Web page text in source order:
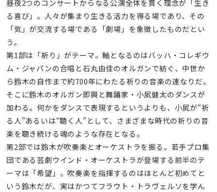
昼夜2つのコンサートからなる公演全体を貫く理念が「生き
る喜び」。人々が集まり生きる活力を得る場であり、その
「気」が交流する場である「劇場」を象徴したものだとい
う。
第1部は「祈り」がテーマ。軸となるのはバッハ・コレギウ
ム・ジャパンの合唱と石丸由佳のオルガンで紡ぐ、中世か
ら鈴木の自作まで約700年にわたる祈りの音楽の連なりだ。
そこに鈴木のオルガン即興と舞踊家・小㞍健太のダンスが
加わる。何かをダンスで表現するというよりも、小㞍が“祈
る人”あるいは“聴く人”として、さまざまな時代の祈りの音
楽を聴き続ける魂のような存在となる。
第2部では鈴木が吹奏楽とオーケストラを振る。若手プロ集
団である芸劇ウインド・オーケストラが登場する前半のテ
ーマは「希望」。吹奏楽を指揮するのはほとんど初めてと
いう鈴木だが、実はかつてフラウト・トラヴェルソを学ん